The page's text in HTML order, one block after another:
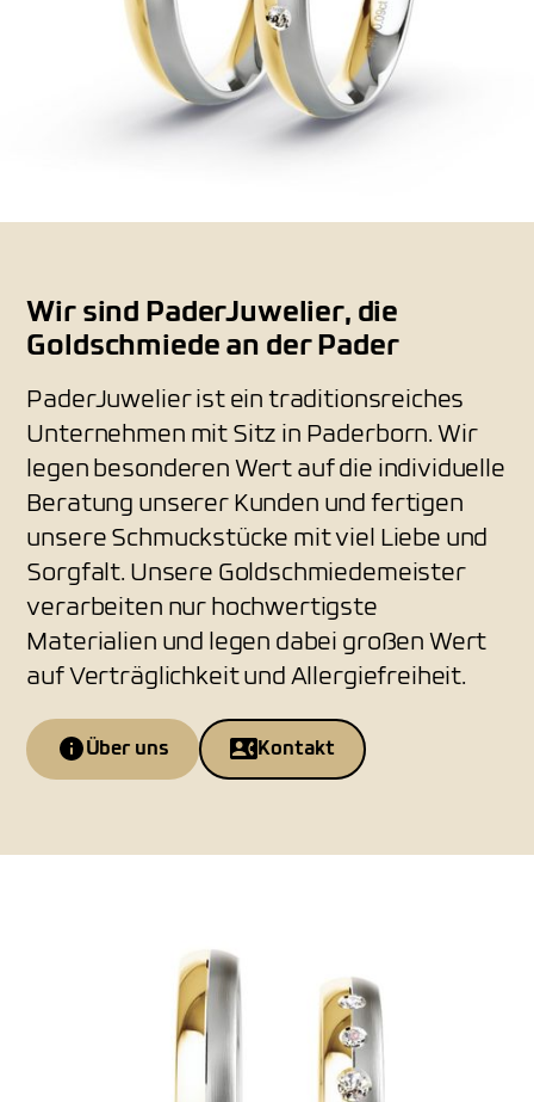
Wir sind PaderJuwelier, die
Goldschmiede an der Pader
PaderJuwelier ist ein traditionsreiches
Unternehmen mit Sitz in Paderborn. Wir
legen besonderen Wert auf die individuelle
Beratung unserer Kunden und fertigen
unsere Schmuckstücke mit viel Liebe und
Sorgfalt. Unsere Goldschmiedemeister
verarbeiten nur hochwertigste
Materialien und legen dabei großen Wert
auf Verträglichkeit und Allergiefreiheit.
Über uns Kontakt